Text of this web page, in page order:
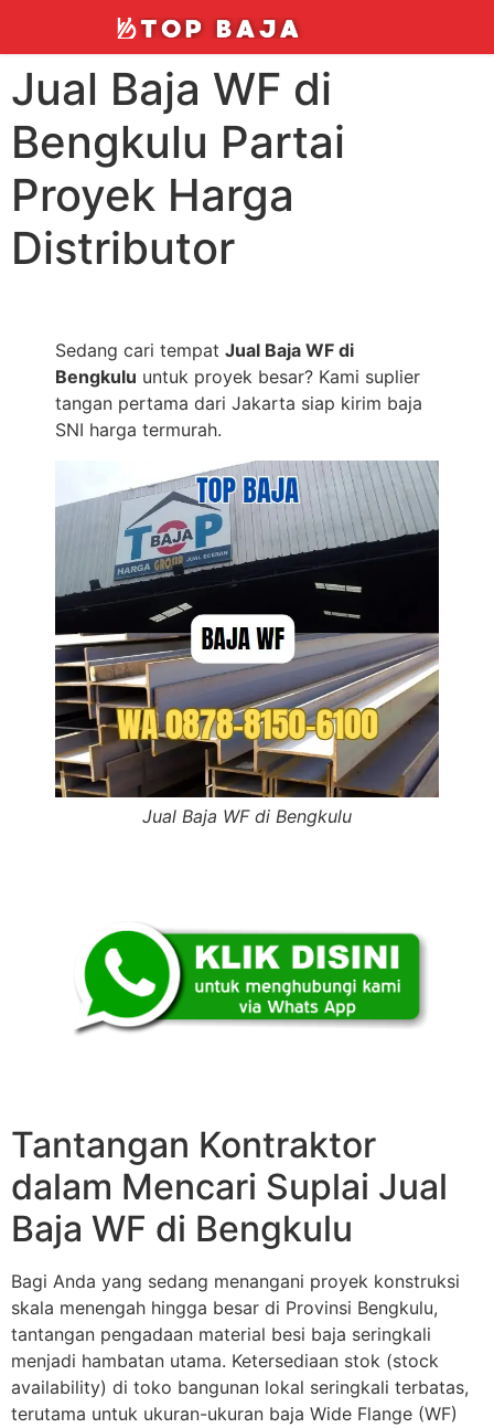
Jual Baja WF di
Bengkulu Partai
Proyek Harga
Distributor
Sedang cari tempat Jual Baja WF di
Bengkulu untuk proyek besar? Kami suplier
tangan pertama dari Jakarta siap kirim baja
SNI harga termurah.
Jual Baja WF di Bengkulu
Tantangan Kontraktor
dalam Mencari Suplai Jual
Baja WF di Bengkulu
Bagi Anda yang sedang menangani proyek konstruksi
skala menengah hingga besar di Provinsi Bengkulu,
tantangan pengadaan material besi baja seringkali
menjadi hambatan utama. Ketersediaan stok (stock
availability) di toko bangunan lokal seringkali terbatas,
terutama untuk ukuran-ukuran baja Wide Flange (WF)